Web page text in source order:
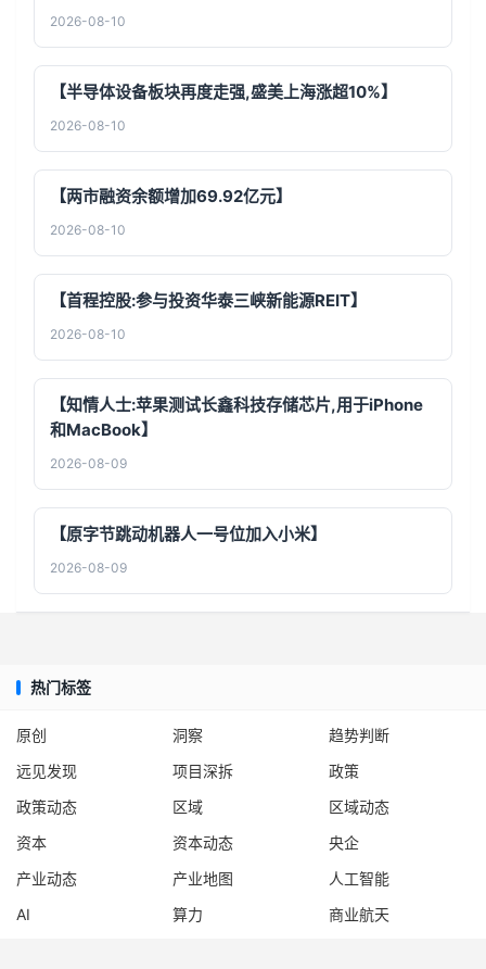
2026-08-10
【半导体设备板块再度走强,盛美上海涨超10%】
2026-08-10
【两市融资余额增加69.92亿元】
2026-08-10
【首程控股:参与投资华泰三峡新能源REIT】
2026-08-10
【知情人士:苹果测试长鑫科技存储芯片,用于iPhone
和MacBook】
2026-08-09
【原字节跳动机器人一号位加入小米】
2026-08-09
热门标签
原创 洞察
趋势判断
远见发现
项目深拆
政策
政策动态
区域
区域动态
资本
资本动态
央企
产业动态
产业地图
人工智能
AI
算力 商业航天